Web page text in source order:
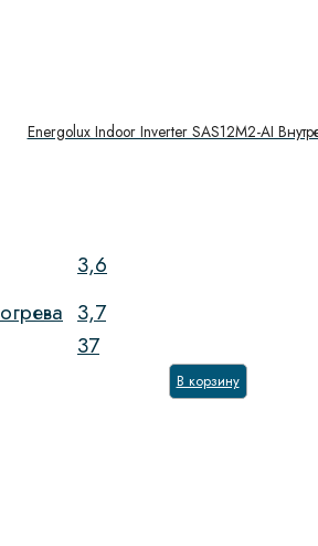
Energolux Indoor Inverter SAS12M2-AI
3,6
3,7
37
В корзину